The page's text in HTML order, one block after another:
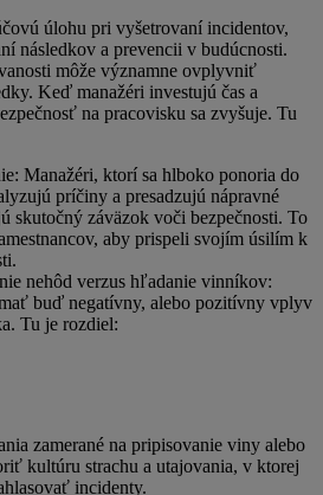
úlohu pri vyšetrovaní incidentov,
následkov a prevencii v budúcnosti.
môže významne ovplyvniť
Keď manažéri investujú čas a
na pracovisku sa zvyšuje. Tu
Manažéri, ktorí sa hlboko ponoria do
príčiny a presadzujú nápravné
skutočný záväzok voči bezpečnosti. To
aby prispeli svojím úsilím k
nehôd verzus hľadanie vinníkov:
buď negatívny, alebo pozitívny vplyv
Tu je rozdiel:
zamerané na pripisovanie viny alebo
kultúru strachu a utajovania, v ktorej
incidenty.